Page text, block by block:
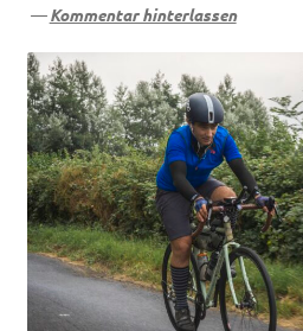
—Kommentar hinterlassen